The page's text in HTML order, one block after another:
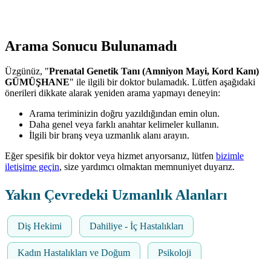
Arama Sonucu Bulunamadı
Üzgünüz, "Prenatal Genetik Tanı (Amniyon Mayi, Kord Kanı)
GÜMÜŞHANE" ile ilgili bir doktor bulamadık. Lütfen aşağıdaki
önerileri dikkate alarak yeniden arama yapmayı deneyin:
Arama teriminizin doğru yazıldığından emin olun.
Daha genel veya farklı anahtar kelimeler kullanın.
İlgili bir branş veya uzmanlık alanı arayın.
Eğer spesifik bir doktor veya hizmet arıyorsanız, lütfen bizimle
iletişime geçin, size yardımcı olmaktan memnuniyet duyarız.
Yakın Çevredeki Uzmanlık Alanları
Diş Hekimi Dahiliye - İç Hastalıkları
Kadın Hastalıkları ve Doğum Psikoloji